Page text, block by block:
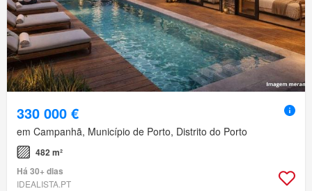
330 000 €
em Campanhã, Município de Porto, Distrito do Porto
482 m²
Há 30+ dias
IDEALISTA.PT